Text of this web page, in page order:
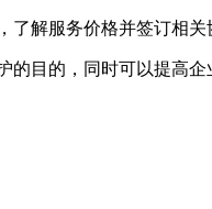
解服务价格并签订相
的目的，同时可以提高